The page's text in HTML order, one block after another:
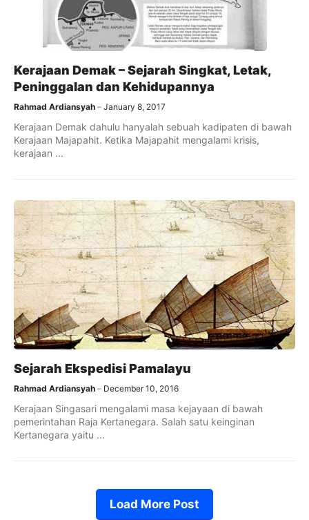
Kerajaan Demak – Sejarah Singkat, Letak,
Peninggalan dan Kehidupannya
Rahmad Ardiansyah January 8, 2017
Kerajaan Demak dahulu hanyalah sebuah kadipaten di bawah
Kerajaan Majapahit. Ketika Majapahit mengalami krisis,
kerajaan ...
Sejarah Ekspedisi Pamalayu
Rahmad Ardiansyah December 10, 2016
Kerajaan Singasari mengalami masa kejayaan di bawah
pemerintahan Raja Kertanegara. Salah satu keinginan
Kertanegara yaitu ...
Load More Post